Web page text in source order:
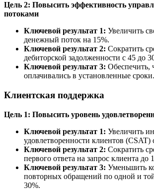
Цель 2: Повысить эффективность
потоками
Ключевой результат 1: Увеличить
денежный поток на 15%.
Ключевой результат 2: Сократить
дебиторской задолженности с 45 до
Ключевой результат 3: Обеспечить,
оплачивались в установленные сроки.
Клиентская поддержка
Цель 1: Повысить уровень
Ключевой результат 1: Увеличить
удовлетворенности клиентов (CSAT)
Ключевой результат 2: Сократить
первого ответа на запрос клиента до
Ключевой результат 3: Уменьшить
повторных обращений по одной и
30%.